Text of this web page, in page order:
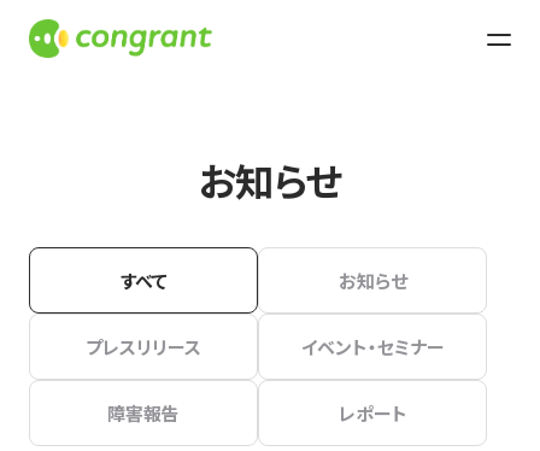
お知らせ
すべて お知らせ
プレスリリース イベント・セミナー
障害報告 レポート